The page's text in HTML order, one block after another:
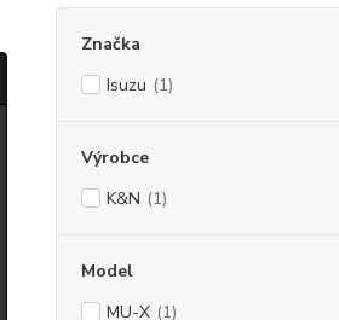
Značka
Isuzu (1)
Výrobce
K&N (1)
Model
MU-X (1)